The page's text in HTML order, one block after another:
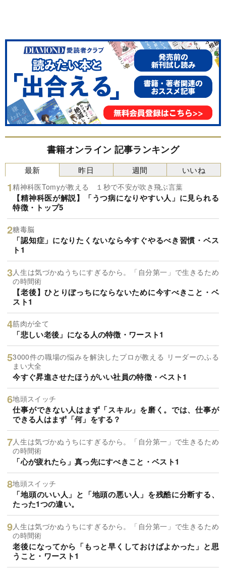
書籍オンライン 記事ランキング
最新
精神科医Tomyが教える １秒で不安が吹き飛ぶ言葉
【精神科医が解説】「うつ病になりやすい人」に見られる
特徴・トップ5
糖毒脳
「認知症」になりたくないなら今すぐやるべき習慣・ベス
ト1
人生は気づかぬうちにすぎるから。「自分第一」で生きるため
の時間術
【老後】ひとりぼっちにならないために今すべきこと・ベ
スト1
筋肉が全て
「悲しい老後」になる人の特徴・ワースト1
3000件の職場の悩みを解決したプロが教える リーダーのふる
まい大全
今すぐ昇進させたほうがいい社員の特徴・ベスト1
地頭スイッチ
仕事ができない人はまず「スキル」を磨く。では、仕事が
できる人はまず「何」をする？
人生は気づかぬうちにすぎるから。「自分第一」で生きるため
の時間術
「心が疲れたら」真っ先にすべきこと・ベスト1
地頭スイッチ
「地頭のいい人」と「地頭の悪い人」を残酷に分断する、
たった1つの違い。
人生は気づかぬうちにすぎるから。「自分第一」で生きるため
の時間術
老後になってから「もっと早くしておけばよかった」と思
うこと・ワースト1
昨日 週間 いいね